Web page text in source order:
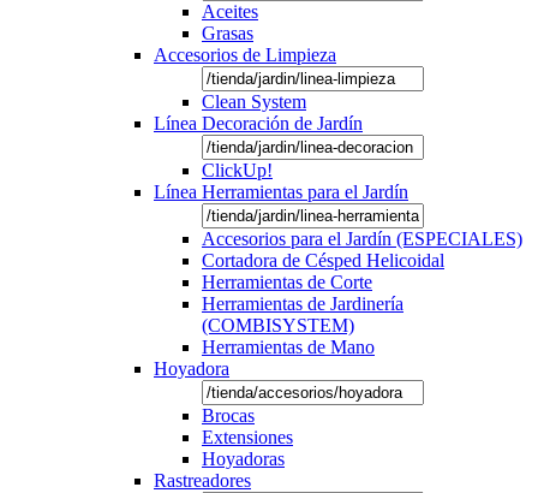
Aceites
Grasas
Accesorios de Limpieza
Clean System
Línea Decoración de Jardín
ClickUp!
Línea Herramientas para el Jardín
Accesorios para el Jardín (ESPECIALES)
Cortadora de Césped Helicoidal
Herramientas de Corte
Herramientas de Jardinería
(COMBISYSTEM)
Herramientas de Mano
Hoyadora
Brocas
Extensiones
Hoyadoras
Rastreadores